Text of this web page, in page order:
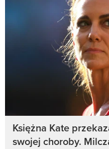
Księżna Kate
swojej choroby.